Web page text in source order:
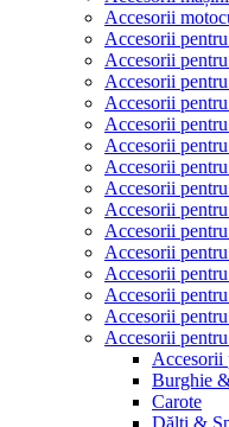
Accesorii
Accesorii
Accesorii
Accesorii
Accesorii
Accesorii
Accesorii
Accesorii
Accesorii
Accesorii
Accesorii
Accesorii
Accesorii
Accesorii
Accesorii
Accesorii
Accesorii
Burghie
Carote
Dălți &